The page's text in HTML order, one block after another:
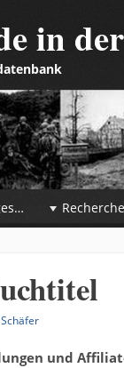
in
Recherche
und